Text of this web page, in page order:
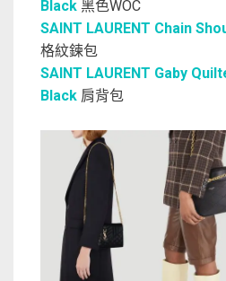
Black 黑色WOC
SAINT LAURENT Chain
格紋鍊包
SAINT LAURENT Gaby
Black 肩背包